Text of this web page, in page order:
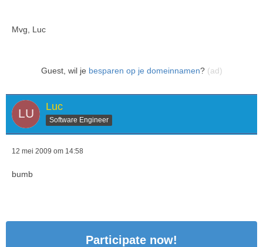
Mvg, Luc
Guest, wil je besparen op je domeinnamen? (ad)
Luc
Software Engineer
12 mei 2009 om 14:58
bumb
Participate now!